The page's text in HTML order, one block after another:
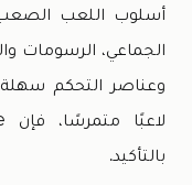
أسلوب اللعب
الجماعي، الرسومات
وعناصر التحكم سهلة
بالتأكيد.